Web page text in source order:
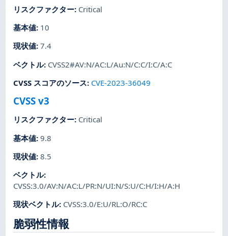
リスクファクター: Critical
基本値: 10
現状値:7.4
ベクトル: CVSS2#AV:N/AC:L/Au:N/C:C/I:C/A:C
CVSS スコアのソース: CVE-2023-36049
CVSS v3
リスクファクター: Critical
基本値:9.8
現状値:8.5
ベクトル:
CVSS:3.0/AV:N/AC:L/PR:N/UI:N/S:U/C:H/I:H/A:H
現状ベクトル: CVSS:3.0/E:U/RL:O/RC:C
脆弱性情報